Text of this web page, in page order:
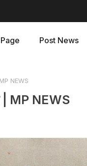
Post News
NEWS
| MP NEWS